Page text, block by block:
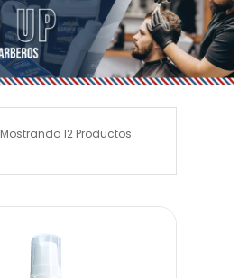
Mostrando 12 Productos